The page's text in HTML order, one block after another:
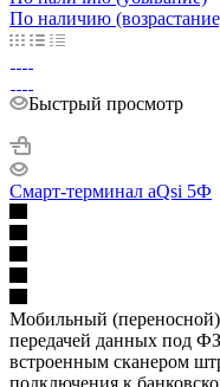
По наличию
Быстрый просмотр
Смарт-терминал aQsi 5Ф
Мобильный (переносной)
передачей данных под
встроенным сканером
подключения к